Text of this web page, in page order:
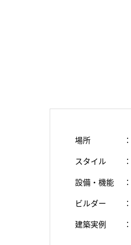
場所
スタイル
設備・機能
ビルダー
建築実例